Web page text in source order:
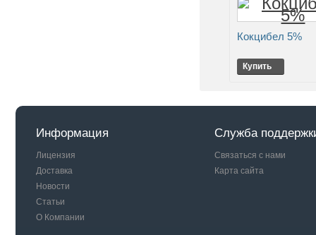
Кокцибел 5%
Купить
Информация
Лицензия
Доставка
Новости
Статьи
О Компании
Служба
Связаться с нами
Карта сайта